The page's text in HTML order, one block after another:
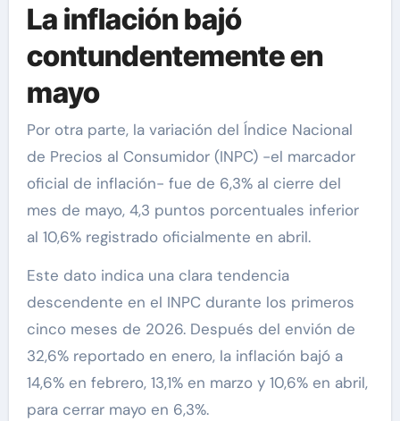
La inflación bajó
contundentemente en
mayo
Por otra parte, la variación del Índice Nacional
de Precios al Consumidor (INPC) -el marcador
oficial de inflación- fue de 6,3% al cierre del
mes de mayo, 4,3 puntos porcentuales inferior
al 10,6% registrado oficialmente en abril.
Este dato indica una clara tendencia
descendente en el INPC durante los primeros
cinco meses de 2026. Después del envión de
32,6% reportado en enero, la inflación bajó a
14,6% en febrero, 13,1% en marzo y 10,6% en abril,
para cerrar mayo en 6,3%.